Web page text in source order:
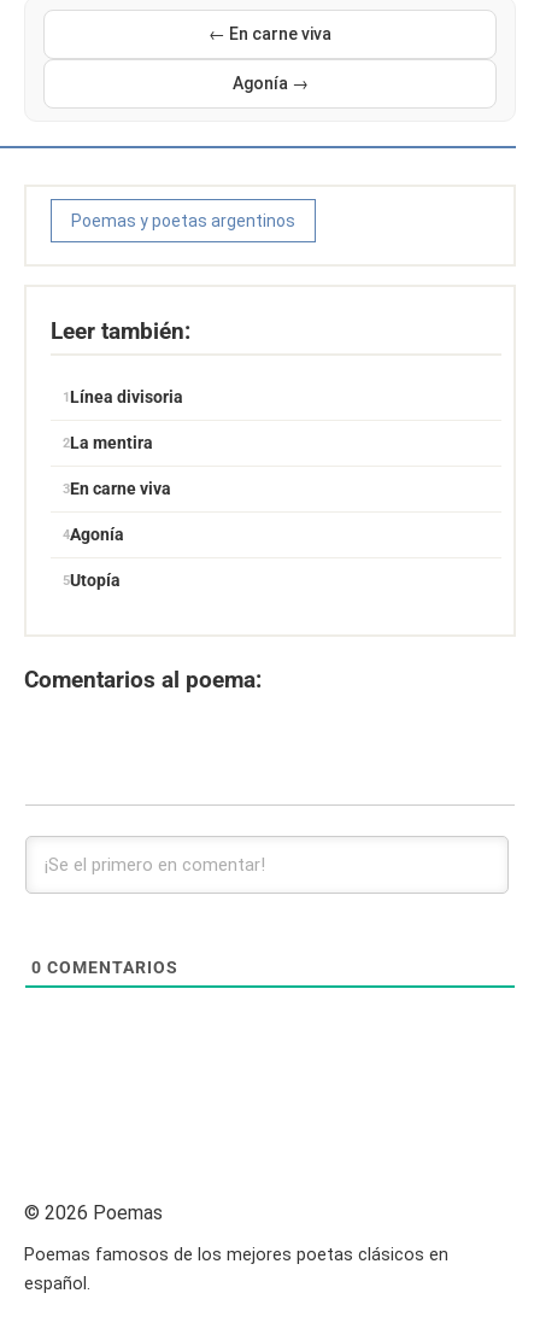
← En carne viva
Agonía →
Poemas y poetas argentinos
Leer también:
Línea divisoria
La mentira
En carne viva
Agonía
Utopía
Comentarios al poema:
0 COMENTARIOS
© 2026 Poemas
Poemas famosos de los mejores poetas clásicos en
español.